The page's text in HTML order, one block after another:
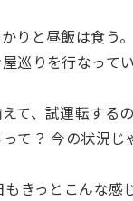
りと昼飯は食う
巡りを行なって
て、試運転する
て？ 今の状況じ
きっとこんな感